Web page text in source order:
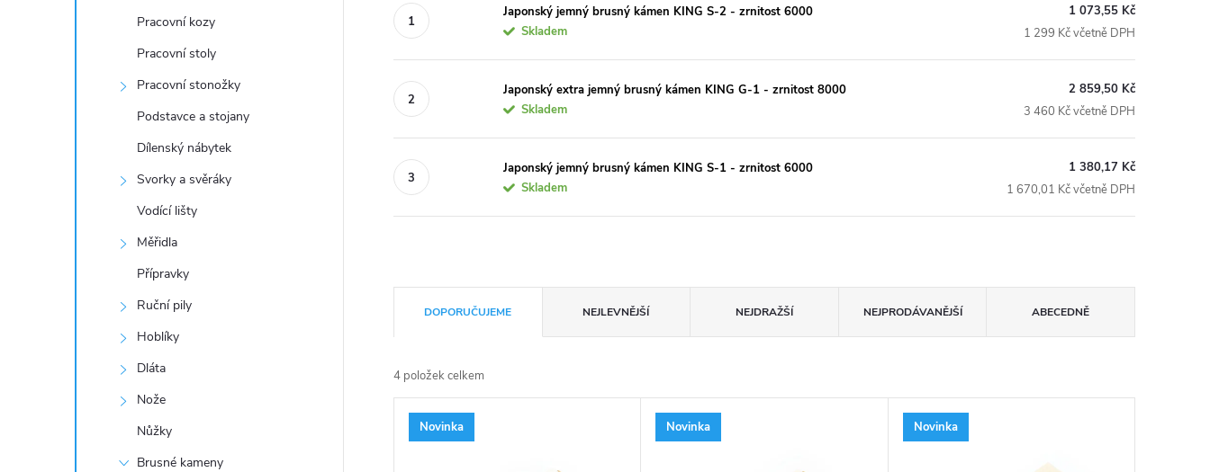
Pracovní kozy
Pracovní stoly
Pracovní stonožky
Podstavce a stojany
Dílenský nábytek
Svorky a svěráky
Vodící lišty
Měřidla
Přípravky
Ruční pily
Hoblíky
Dláta
Nože
Nůžky
Brusné kameny
Japonský jemný brusný kámen KING S-2 - zrnitost 6000
Skladem
1 073,55 Kč
1 299 Kč včetně DPH
Japonský extra jemný brusný kámen KING G-1 - zrnitost 8000
Skladem
2 859,50 Kč
3 460 Kč včetně DPH
Japonský jemný brusný kámen KING S-1 - zrnitost 6000
Skladem
1 380,17 Kč
1 670,01 Kč včetně DPH
a
z
e
DOPORUČUJEME NEJLEVNĚJŠÍ NEJDRAŽŠÍ NEJPRODÁVANĚJŠÍ ABECEDNĚ
4 položek celkem
VNovinka Novinka Novinka